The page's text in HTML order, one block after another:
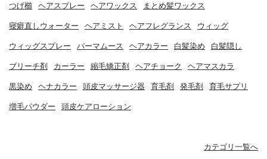
つげ櫛 ヘアスプレー ヘアワックス まとめ髪ワックス
寝癖直しウォーター ヘアミスト ヘアフレグランス ウィッグ
ウィッグスプレー パーマムース ヘアカラー 白髪染め 白髪隠し
ブリーチ剤 カーラー 縮毛矯正剤 ヘアチョーク ヘアマスカラ
黒染め ヘナカラー 頭皮マッサージ器 育毛剤 発毛剤 育毛サプリ
増毛パウダー 頭皮ケアローション
カテゴリ一覧へ